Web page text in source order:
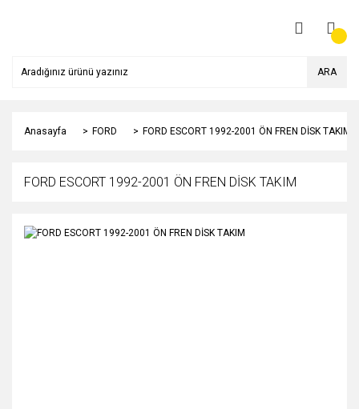
ARA
Anasayfa FORD FORD ESCORT 1992-2001 ÖN FREN DİSK TAKIM
FORD ESCORT 1992-2001 ÖN FREN DİSK TAKIM